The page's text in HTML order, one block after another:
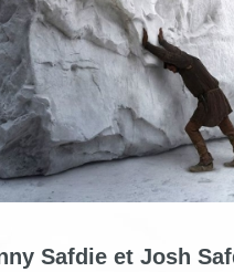
Safdie et Josh